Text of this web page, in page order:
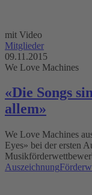
mit Video
Mitglieder
09.11.2015
We Love Machines
«Die Songs
allem»
We Love Machines
Eyes» bei der ersten
Auszeichnung